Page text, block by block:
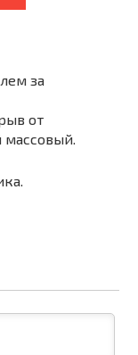
за
от